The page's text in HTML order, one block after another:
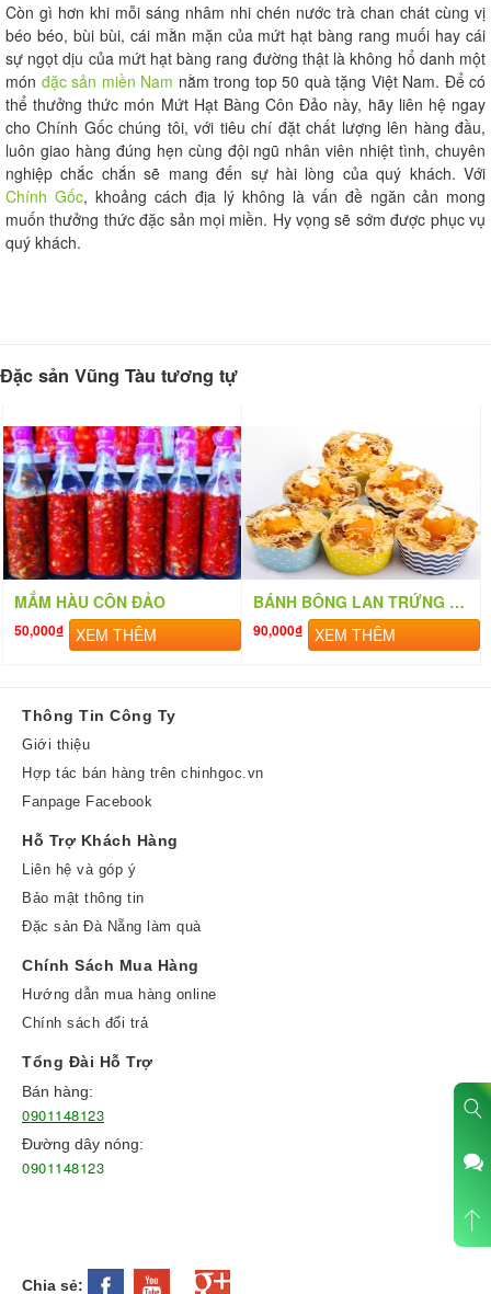
Còn gì hơn khi mỗi sáng nhâm nhi chén nước trà chan chát cùng vị
béo béo, bùi bùi, cái mằn mặn của mứt hạt bàng rang muối hay cái
sự ngọt dịu của mứt hạt bàng rang đường thật là không hổ danh một
món đặc sản miền Nam nằm trong top 50 quà tặng Việt Nam. Để có
thể thưởng thức món Mứt Hạt Bàng Côn Đảo này, hãy liên hệ ngay
cho Chính Gốc chúng tôi, với tiêu chí đặt chất lượng lên hàng đầu,
luôn giao hàng đúng hẹn cùng đội ngũ nhân viên nhiệt tình, chuyên
nghiệp chắc chắn sẽ mang đến sự hài lòng của quý khách. Với
Chính Gốc, khoảng cách địa lý không là vấn đề ngăn cản mong
muốn thưởng thức đặc sản mọi miền. Hy vọng sẽ sớm được phục vụ
quý khách.
Đặc sản Vũng Tàu tương tự
MẮM HÀU CÔN ĐẢO
50,000₫ XEM THÊM
BÁNH BÔNG LAN TRỨNG MUỐI
90,000₫ XEM THÊM
Thông Tin Công Ty
Giới thiệu
Hợp tác bán hàng trên chinhgoc.vn
Fanpage Facebook
Hỗ Trợ Khách Hàng
Liên hệ và góp ý
Bảo mật thông tin
Đặc sản Đà Nẵng làm quà
Chính Sách Mua Hàng
Hướng dẫn mua hàng online
Chính sách đổi trả
Tổng Đài Hỗ Trợ
Bán hàng:
0901148123
Đường dây nóng:
0901148123
Chia sẻ: